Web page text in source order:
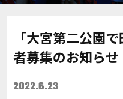
「大宮第二公園
者募集のお知らせ
2022.6.23